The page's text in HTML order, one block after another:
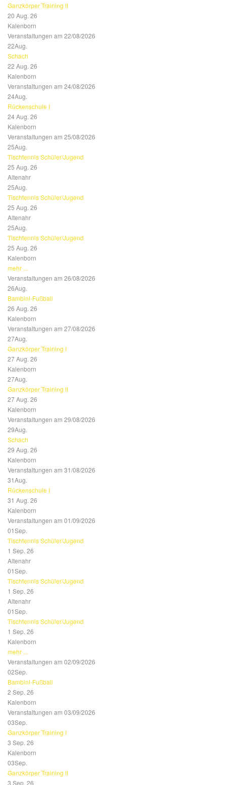
Ganzkörper Training II
20 Aug. 26
Kalenborn
Veranstaltungen am 22/08/2026
22Aug.
Schach
22 Aug. 26
Kalenborn
Veranstaltungen am 24/08/2026
24Aug.
Rückenschule I
24 Aug. 26
Kalenborn
Veranstaltungen am 25/08/2026
25Aug.
Tischtennis Schüler/Jugend
25 Aug. 26
Altenahr
25Aug.
Tischtennis Schüler/Jugend
25 Aug. 26
Altenahr
25Aug.
Tischtennis Schüler/Jugend
25 Aug. 26
Kalenborn
mehr ...
Veranstaltungen am 26/08/2026
26Aug.
Bambini-Fußball
26 Aug. 26
Kalenborn
Veranstaltungen am 27/08/2026
27Aug.
Ganzkörper Training I
27 Aug. 26
Kalenborn
27Aug.
Ganzkörper Training II
27 Aug. 26
Kalenborn
Veranstaltungen am 29/08/2026
29Aug.
Schach
29 Aug. 26
Kalenborn
Veranstaltungen am 31/08/2026
31Aug.
Rückenschule I
31 Aug. 26
Kalenborn
Veranstaltungen am 01/09/2026
01Sep.
Tischtennis Schüler/Jugend
1 Sep. 26
Altenahr
01Sep.
Tischtennis Schüler/Jugend
1 Sep. 26
Altenahr
01Sep.
Tischtennis Schüler/Jugend
1 Sep. 26
Kalenborn
mehr ...
Veranstaltungen am 02/09/2026
02Sep.
Bambini-Fußball
2 Sep. 26
Kalenborn
Veranstaltungen am 03/09/2026
03Sep.
Ganzkörper Training I
3 Sep. 26
Kalenborn
03Sep.
Ganzkörper Training II
3 Sep. 26